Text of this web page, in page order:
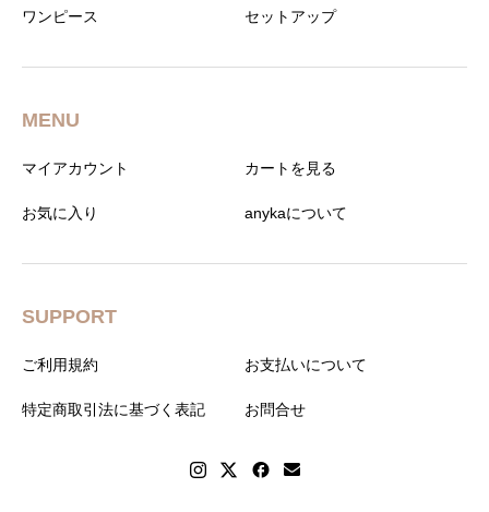
ワンピース セットアップ
MENU
マイアカウント カートを見る
お気に入り anykaについて
SUPPORT
ご利用規約 お支払いについて
特定商取引法に基づく表記 お問合せ